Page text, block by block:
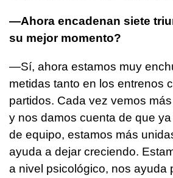
—Ahora encadenan siete
su mejor momento?
—Sí, ahora estamos muy
metidas tanto en los entrenos
partidos. Cada vez vemos
y nos damos cuenta de que
de equipo, estamos más
ayuda a dejar creciendo.
a nivel psicológico, nos ayuda